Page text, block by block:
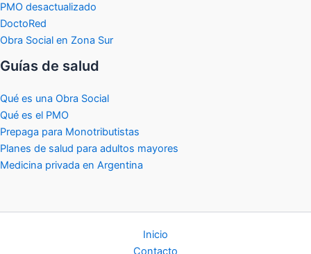
PMO desactualizado
DoctoRed
Obra Social en Zona Sur
Guías de salud
Qué es una Obra Social
Qué es el PMO
Prepaga para Monotributistas
Planes de salud para adultos mayores
Medicina privada en Argentina
Inicio
Contacto